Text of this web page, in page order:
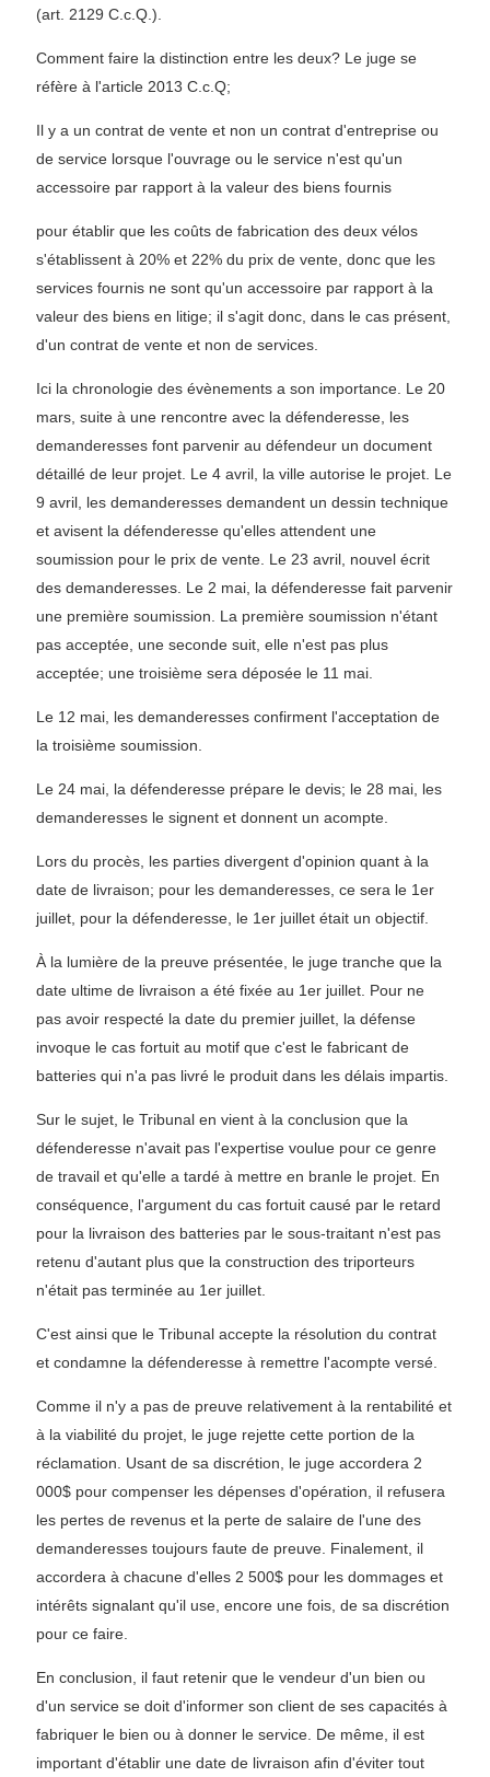
(art. 2129 C.c.Q.).
Comment faire la distinction entre les deux? Le juge se
réfère à l'article 2013 C.c.Q;
Il y a un contrat de vente et non un contrat d'entreprise ou
de service lorsque l'ouvrage ou le service n'est qu'un
accessoire par rapport à la valeur des biens fournis
pour établir que les coûts de fabrication des deux vélos
s'établissent à 20% et 22% du prix de vente, donc que les
services fournis ne sont qu'un accessoire par rapport à la
valeur des biens en litige; il s'agit donc, dans le cas présent,
d'un contrat de vente et non de services.
Ici la chronologie des évènements a son importance. Le 20
mars, suite à une rencontre avec la défenderesse, les
demanderesses font parvenir au défendeur un document
détaillé de leur projet. Le 4 avril, la ville autorise le projet. Le
9 avril, les demanderesses demandent un dessin technique
et avisent la défenderesse qu'elles attendent une
soumission pour le prix de vente. Le 23 avril, nouvel écrit
des demanderesses. Le 2 mai, la défenderesse fait parvenir
une première soumission. La première soumission n'étant
pas acceptée, une seconde suit, elle n'est pas plus
acceptée; une troisième sera déposée le 11 mai.
Le 12 mai, les demanderesses confirment l'acceptation de
la troisième soumission.
Le 24 mai, la défenderesse prépare le devis; le 28 mai, les
demanderesses le signent et donnent un acompte.
Lors du procès, les parties divergent d'opinion quant à la
date de livraison; pour les demanderesses, ce sera le 1er
juillet, pour la défenderesse, le 1er juillet était un objectif.
À la lumière de la preuve présentée, le juge tranche que la
date ultime de livraison a été fixée au 1er juillet. Pour ne
pas avoir respecté la date du premier juillet, la défense
invoque le cas fortuit au motif que c'est le fabricant de
batteries qui n'a pas livré le produit dans les délais impartis.
Sur le sujet, le Tribunal en vient à la conclusion que la
défenderesse n'avait pas l'expertise voulue pour ce genre
de travail et qu'elle a tardé à mettre en branle le projet. En
conséquence, l'argument du cas fortuit causé par le retard
pour la livraison des batteries par le sous-traitant n'est pas
retenu d'autant plus que la construction des triporteurs
n'était pas terminée au 1er juillet.
C'est ainsi que le Tribunal accepte la résolution du contrat
et condamne la défenderesse à remettre l'acompte versé.
Comme il n'y a pas de preuve relativement à la rentabilité et
à la viabilité du projet, le juge rejette cette portion de la
réclamation. Usant de sa discrétion, le juge accordera 2
000$ pour compenser les dépenses d'opération, il refusera
les pertes de revenus et la perte de salaire de l'une des
demanderesses toujours faute de preuve. Finalement, il
accordera à chacune d'elles 2 500$ pour les dommages et
intérêts signalant qu'il use, encore une fois, de sa discrétion
pour ce faire.
En conclusion, il faut retenir que le vendeur d'un bien ou
d'un service se doit d'informer son client de ses capacités à
fabriquer le bien ou à donner le service. De même, il est
important d'établir une date de livraison afin d'éviter tout